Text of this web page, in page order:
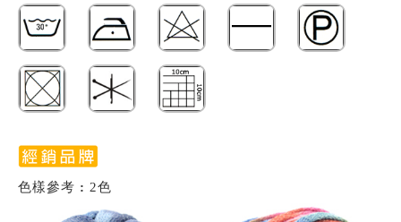
色樣參考 : 2色